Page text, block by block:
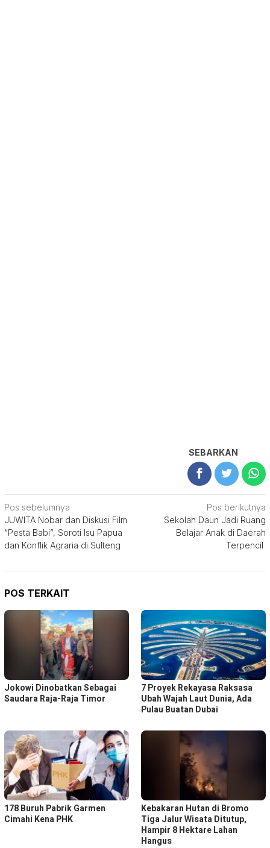
SEBARKAN
Navigasi
pos
Pos sebelumnya
JUWITA Nobar dan Diskusi Film
“Pesta Babi”, Soroti Isu Papua
dan Konflik Agraria di Sulteng
Pos berikutnya
Sekolah Daun Jadi Ruang
Belajar Anak di Daerah
Terpencil
POS TERKAIT
Jokowi Dinobatkan Sebagai
Saudara Raja-Raja Timor
7 Proyek Rekayasa Raksasa
Ubah Wajah Laut Dunia, Ada
Pulau Buatan Dubai
178 Buruh Pabrik Garmen
Cimahi Kena PHK
Kebakaran Hutan di Bromo
Tiga Jalur Wisata Ditutup,
Hampir 8 Hektare Lahan
Hangus